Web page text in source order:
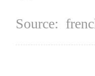
Source: